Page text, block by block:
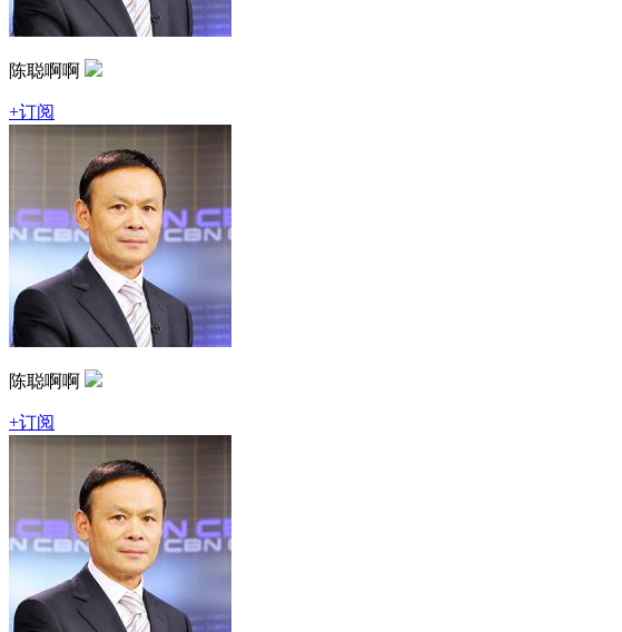
陈聪啊啊
+订阅
陈聪啊啊
+订阅